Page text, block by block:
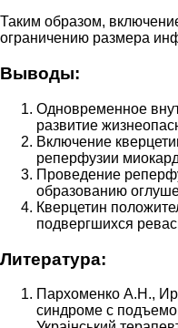
Таким образом,
ограничению размера
Выводы:
Одновременное
развитие
Включение
реперфузии
Проведение
образованию
Кверцетин
подвергшихся
Литература:
Пархоменко А.Н.,
синдроме с